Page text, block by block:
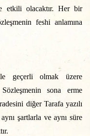
etkili olacaktır. Her bir
feshi anlamına
geçerli olmak üzere
sona erme
diğer Tarafa yazılı
şartlarla ve aynı süre